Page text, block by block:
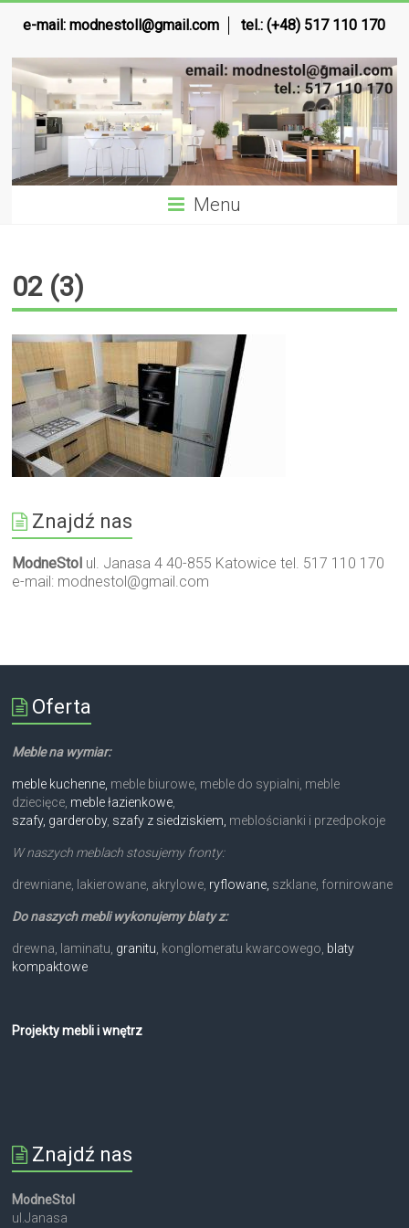
e-mail:modnestoll@gmail.com tel.: (+48) 517 110 170
Menu
02 (3)
Znajdź nas
ModneStol ul. Janasa 4 40-855 Katowice tel. 517 110 170
e-mail: modnestol@gmail.com
Oferta
Meble na wymiar:
meble kuchenne, meble biurowe, meble do sypialni, meble
dziecięce, meble łazienkowe,
szafy, garderoby, szafy z siedziskiem, meblościanki i przedpokoje
W naszych meblach stosujemy fronty:
drewniane, lakierowane, akrylowe, ryflowane, szklane, fornirowane
Do naszych mebli wykonujemy blaty z:
drewna, laminatu, granitu, konglomeratu kwarcowego, blaty
kompaktowe
Projekty mebli i wnętrz
Znajdź nas
ModneStol
ul.Janasa